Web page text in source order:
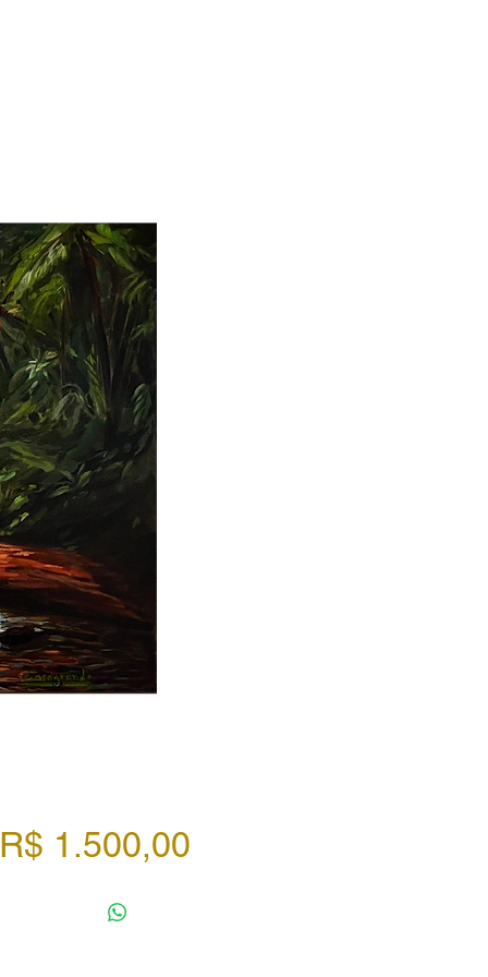
R$ 1.500,00Preço